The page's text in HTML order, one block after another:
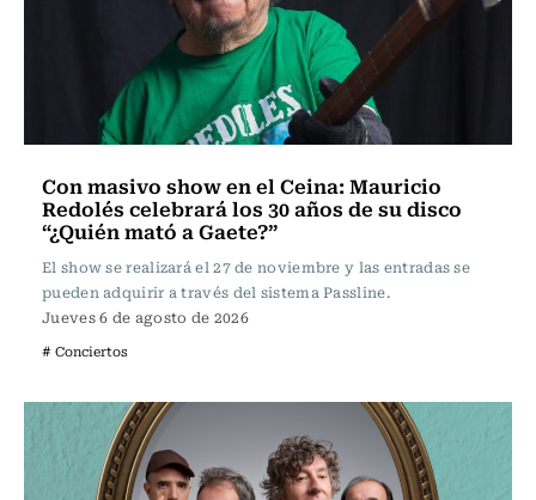
Con masivo show en el Ceina: Mauricio
Redolés celebrará los 30 años de su disco
“¿Quién mató a Gaete?”
El show se realizará el 27 de noviembre y las entradas se
pueden adquirir a través del sistema Passline.
Jueves 6 de agosto de 2026
# Conciertos